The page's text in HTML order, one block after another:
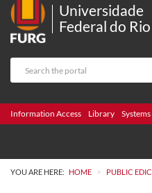
Universidade
Federal do
Information Access Library Systems
YOU ARE HERE: HOME > PUBLIC